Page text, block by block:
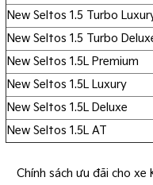
New Seltos 1.5 Turbo
New Seltos 1.5 Turbo
New Seltos 1.5L Premium
New Seltos 1.5L Luxury
New Seltos 1.5L Deluxe
New Seltos 1.5L AT
Chính sách ưu đãi cho